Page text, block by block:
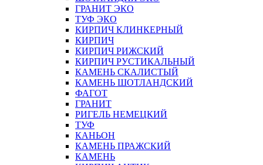
ГРАНИТ ЭКО
ТУФ ЭКО
КИРПИЧ КЛИНКЕРНЫЙ
КИРПИЧ
КИРПИЧ РИЖСКИЙ
КИРПИЧ РУСТИКАЛЬНЫЙ
КАМЕНЬ СКАЛИСТЫЙ
КАМЕНЬ ШОТЛАНДСКИЙ
ФАГОТ
ГРАНИТ
РИГЕЛЬ НЕМЕЦКИЙ
ТУФ
КАНЬОН
КАМЕНЬ ПРАЖСКИЙ
КАМЕНЬ